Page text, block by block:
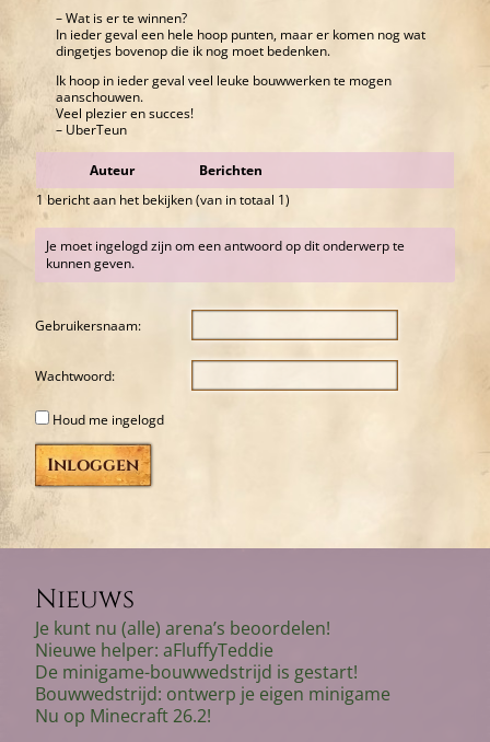
– Wat is er te winnen?
In ieder geval een hele hoop punten, maar er komen nog wat
dingetjes bovenop die ik nog moet bedenken.
Ik hoop in ieder geval veel leuke bouwwerken te mogen
aanschouwen.
Veel plezier en succes!
– UberTeun
Auteur
Berichten
1 bericht aan het bekijken (van in totaal 1)
Je moet ingelogd zijn om een antwoord op dit onderwerp te
kunnen geven.
Gebruikersnaam:
Wachtwoord:
Houd me ingelogd
Inloggen
Nieuws
Je kunt nu (alle) arena’s beoordelen!
Nieuwe helper: aFluffyTeddie
De minigame-bouwwedstrijd is gestart!
Bouwwedstrijd: ontwerp je eigen minigame
Nu op Minecraft 26.2!